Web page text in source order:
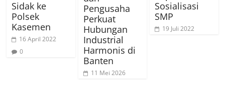
Sidak ke
Polsek
Kasemen
16 April 2022
0
Pengusaha
Perkuat
Hubungan
Industrial
Harmonis di
Banten
11 Mei 2026
Sosialisasi
SMP
19 Juli 2022